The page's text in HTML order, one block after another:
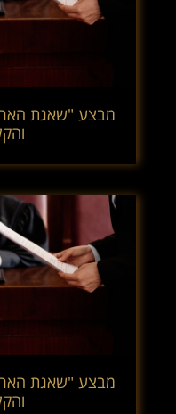
מבצע "שאגת
מבצע "שאגת